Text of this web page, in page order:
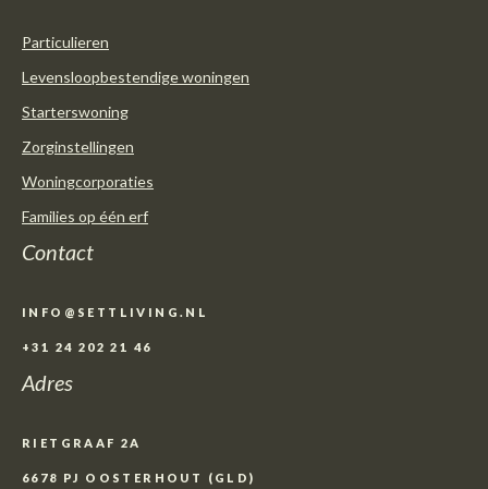
Particulieren
Levensloopbestendige woningen
Starterswoning
Zorginstellingen
Woningcorporaties
Families op één erf
Contact
INFO@SETTLIVING.NL
+31 24 202 21 46
Adres
RIETGRAAF 2A
6678 PJ OOSTERHOUT (GLD)